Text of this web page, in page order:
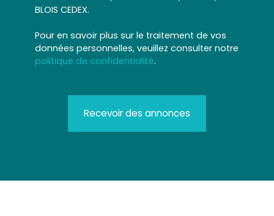
BLOIS CEDEX.
Pour en savoir plus sur le traitement de vos
données personnelles, veuillez consulter notre
politique de confidentialité.
Recevoir des annonces